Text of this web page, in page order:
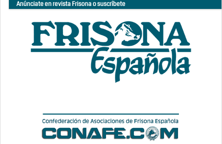
Anúnciate en revista Frisona o suscríbete